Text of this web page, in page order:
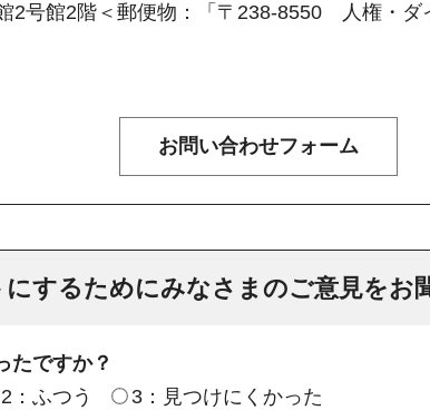
号館2階＜郵便物：「〒238-8550 人権・ダ
するためにみなさまのご意見をお
たですか？
2：ふつう
3：見つけにくかった